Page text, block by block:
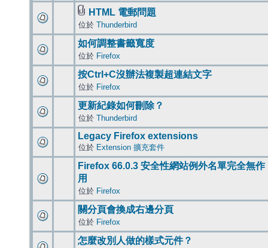
HTML 電郵問題
位於 Thunderbird
如何調整書籤寬度
位於 Firefox
按Ctrl+C沒辦法複製超連結文字
位於 Firefox
更新紀錄如何刪除？
位於 Thunderbird
Legacy Firefox extensions
位於 Extension 擴充套件
Firefox 66.0.3 安全性網站例外名單完全無作
用
位於 Firefox
關分頁會換成右邊分頁
位於 Firefox
怎麼改別人做的樣式元件？